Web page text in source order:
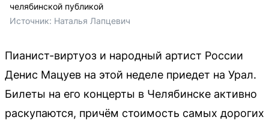
челябинской публикой
Источник: Наталья Лапцевич
Пианист-виртуоз и народный артист России
Денис Мацуев на этой неделе приедет на Урал.
Билеты на его концерты в Челябинске активно
раскупаются, причём стоимость самых дорогих